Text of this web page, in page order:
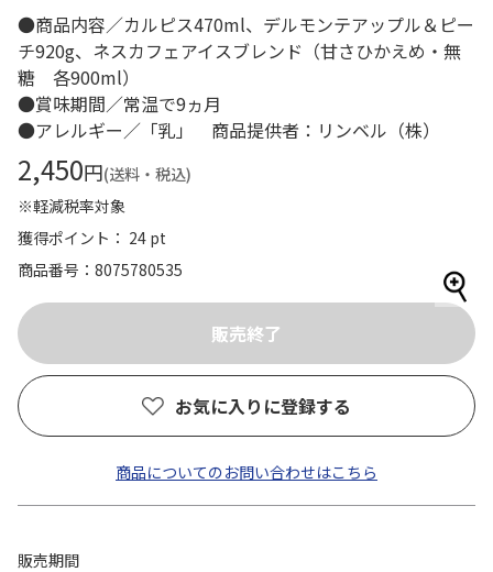
●商品内容／カルピス470ml、デルモンテアップル＆ピー
チ920g、ネスカフェアイスブレンド（甘さひかえめ・無
糖 各900ml）
●賞味期間／常温で9ヵ月
●アレルギー／「乳」 商品提供者：リンベル（株）
2,450円(送料・税込)
※軽減税率対象
獲得ポイント： 24 pt
商品番号
8075780535
お気に入りに登録する
商品についてのお問い合わせはこちら
販売期間